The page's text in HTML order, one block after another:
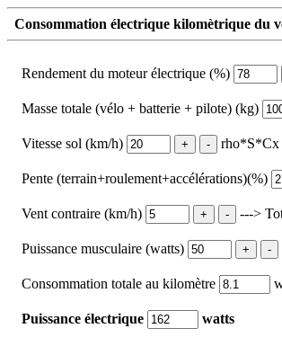
Consommation électrique kilomètrique du
Rendement du moteur électrique (%)
Masse totale (vélo + batterie + pilote) (kg)
Vitesse sol (km/h) rho*S*Cx
Pente (terrain+roulement+accélérations)(%)
Vent contraire (km/h) --->
Puissance musculaire (watts)
Consommation totale au kilomètre
Puissance électrique watts